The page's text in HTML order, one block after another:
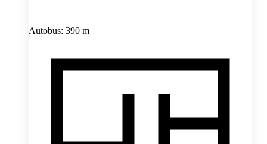
Autobus: 390 m